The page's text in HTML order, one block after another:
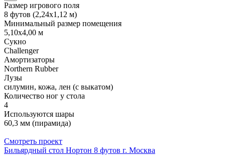
Размер игрового поля
8 футов (2,24х1,12 м)
Минимальный размер помещения
5,10х4,00 м
Сукно
Challenger
Амортизаторы
Northern Rubber
Лузы
силумин, кожа, лен (с выкатом)
Количество ног у стола
4
Используются шары
60,3 мм (пирамида)
Смотреть проект
Бильярдный стол Нортон 8 футов г. Москва